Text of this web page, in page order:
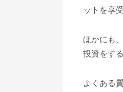
ットを享
ほかにも
投資をす
よくある